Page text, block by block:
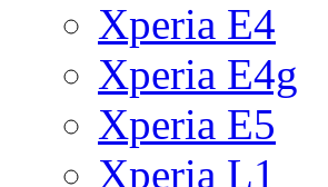
Xperia E4
Xperia E4g
Xperia E5
Xperia L1